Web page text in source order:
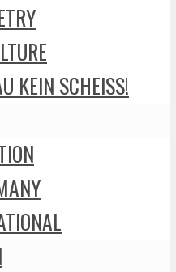
KEIN SCHEISS!